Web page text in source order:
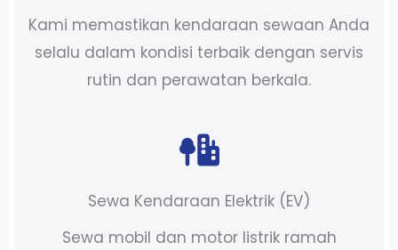
Kami memastikan kendaraan sewaan Anda
selalu dalam kondisi terbaik dengan servis
rutin dan perawatan berkala.
Sewa Kendaraan Elektrik (EV)
Sewa mobil dan motor listrik ramah